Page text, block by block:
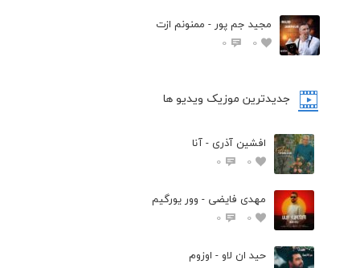
مجید جم پور - ممنونم ازت
0
0
جدیدترین موزیک ویدیو ها
افشین آذری - آنا
0
0
مهدی فایضی - وور یورگیم
0
0
حید ان لاو - اوزوم